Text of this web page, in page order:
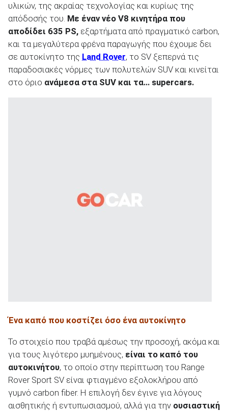
ΑΝΑΖΗΤΗΣΗ
υλικών, της ακραίας τεχνολογίας και κυρίως της
απόδοσής του. Με έναν νέο V8 κινητήρα που
αποδίδει 635 PS, εξαρτήματα από πραγματικό carbon,
και τα μεγαλύτερα φρένα παραγωγής που έχουμε δει
σε αυτοκίνητο της Land Rover, το SV ξεπερνά τις
παραδοσιακές νόρμες των πολυτελών SUV και κινείται
στο όριο ανάμεσα στα SUV και τα… supercars.
Ένα καπό που κοστίζει όσο ένα αυτοκίνητο
Το στοιχείο που τραβά αμέσως την προσοχή, ακόμα και
για τους λιγότερο μυημένους, είναι το καπό του
αυτοκινήτου, το οποίο στην περίπτωση του Range
Rover Sport SV είναι φτιαγμένο εξολοκλήρου από
γυμνό carbon fiber. Η επιλογή δεν έγινε για λόγους
αισθητικής ή εντυπωσιασμού, αλλά για την ουσιαστική